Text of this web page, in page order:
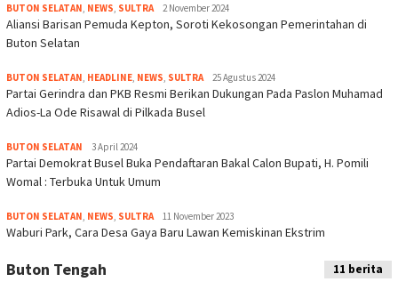
BUTON SELATAN NEWS SULTRA 2 November 2024
Aliansi Barisan Pemuda Kepton, Soroti Kekosongan Pemerintahan di
Buton Selatan
BUTON SELATAN HEADLINE NEWS SULTRA 25 Agustus 2024
Partai Gerindra dan PKB Resmi Berikan Dukungan Pada Paslon Muhamad
Adios-La Ode Risawal di Pilkada Busel
BUTON SELATAN 3 April 2024
Partai Demokrat Busel Buka Pendaftaran Bakal Calon Bupati, H. Pomili
Womal : Terbuka Untuk Umum
BUTON SELATAN NEWS SULTRA 11 November 2023
Waburi Park, Cara Desa Gaya Baru Lawan Kemiskinan Ekstrim
Buton Tengah 11 berita